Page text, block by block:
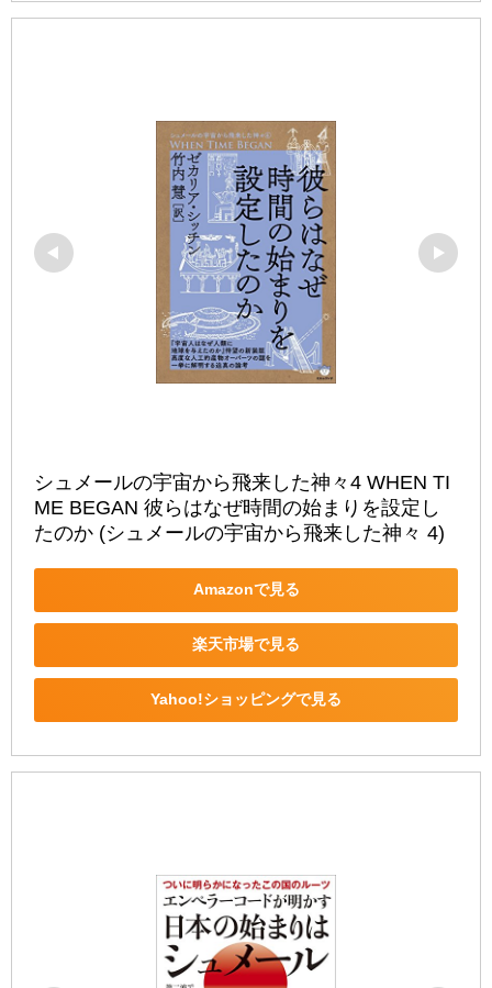
シュメールの宇宙から飛来した神々4 WHEN TI
ME BEGAN 彼らはなぜ時間の始まりを設定し
たのか (シュメールの宇宙から飛来した神々 4)
Amazonで見る
楽天市場で見る
Yahoo!ショッピングで見る